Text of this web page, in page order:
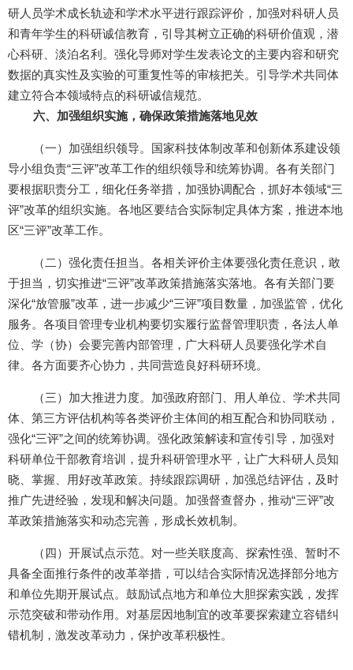
研人员学术成长轨迹和学术水平进行跟踪评价，加强对科研人员
和青年学生的科研诚信教育，引导其树立正确的科研价值观，潜
心科研、淡泊名利。强化导师对学生发表论文的主要内容和研究
数据的真实性及实验的可重复性等的审核把关。引导学术共同体
建立符合本领域特点的科研诚信规范。
六、加强组织实施，确保政策措施落地见效
（一）加强组织领导。国家科技体制改革和创新体系建设领
导小组负责“三评”改革工作的组织领导和统筹协调。各有关部门
要根据职责分工，细化任务举措，加强协调配合，抓好本领域“三
评”改革的组织实施。各地区要结合实际制定具体方案，推进本地
区“三评”改革工作。
（二）强化责任担当。各相关评价主体要强化责任意识，敢
于担当，切实推进“三评”改革政策措施落实落地。各有关部门要
深化“放管服”改革，进一步减少“三评”项目数量，加强监管，优化
服务。各项目管理专业机构要切实履行监督管理职责，各法人单
位、学（协）会要完善内部管理，广大科研人员要强化学术自
律。各方面要齐心协力，共同营造良好科研环境。
（三）加大推进力度。加强政府部门、用人单位、学术共同
体、第三方评估机构等各类评价主体间的相互配合和协同联动，
强化“三评”之间的统筹协调。强化政策解读和宣传引导，加强对
科研单位干部教育培训，提升科研管理水平，让广大科研人员知
晓、掌握、用好改革政策。持续跟踪调研，加强总结评估，及时
推广先进经验，发现和解决问题。加强督查督办，推动“三评”改
革政策措施落实和动态完善，形成长效机制。
（四）开展试点示范。对一些关联度高、探索性强、暂时不
具备全面推行条件的改革举措，可以结合实际情况选择部分地方
和单位先期开展试点。鼓励试点地方和单位大胆探索实践，发挥
示范突破和带动作用。对基层因地制宜的改革要探索建立容错纠
错机制，激发改革动力，保护改革积极性。